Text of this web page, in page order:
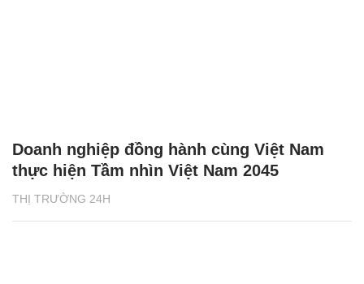
THỊ TRƯỜNG 24H
Doanh nghiệp đồng hành cùng Việt Nam
thực hiện Tầm nhìn Việt Nam 2045